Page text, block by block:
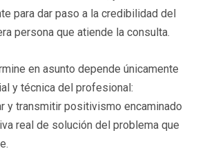
para dar paso a la credibilidad del
persona que atiende la consulta.
en asunto depende únicamente
y técnica del profesional:
y transmitir positivismo encaminado
real de solución del problema que